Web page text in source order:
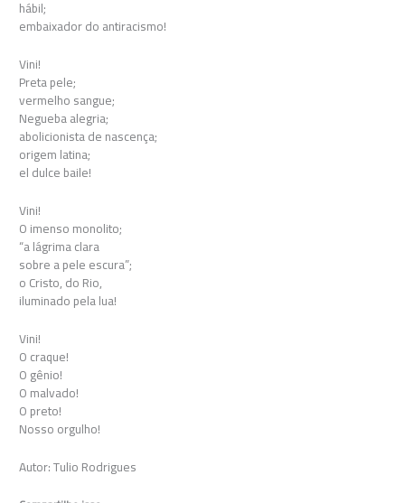
hábil;
embaixador do antiracismo!
Vini!
Preta pele;
vermelho sangue;
Negueba alegria;
abolicionista de nascença;
origem latina;
el dulce baile!
Vini!
O imenso monolito;
“a lágrima clara
sobre a pele escura”;
o Cristo, do Rio,
iluminado pela lua!
Vini!
O craque!
O gênio!
O malvado!
O preto!
Nosso orgulho!
Autor: Tulio Rodrigues